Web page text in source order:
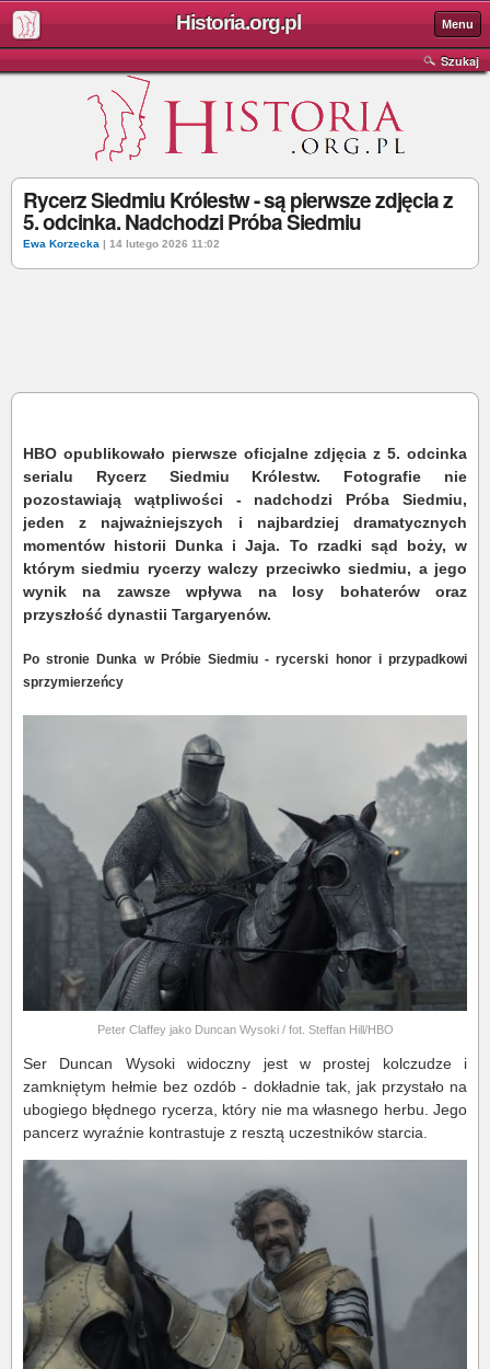
Historia.org.pl Menu
Szukaj
Rycerz Siedmiu Królestw - są pierwsze zdjęcia z
5. odcinka. Nadchodzi Próba Siedmiu
Ewa Korzecka | 14 lutego 2026 11:02
HBO opublikowało pierwsze oficjalne zdjęcia z 5. odcinka
serialu Rycerz Siedmiu Królestw. Fotografie nie
pozostawiają wątpliwości - nadchodzi Próba Siedmiu,
jeden z najważniejszych i najbardziej dramatycznych
momentów historii Dunka i Jaja. To rzadki sąd boży, w
którym siedmiu rycerzy walczy przeciwko siedmiu, a jego
wynik na zawsze wpływa na losy bohaterów oraz
przyszłość dynastii Targaryenów.
Po stronie Dunka w Próbie Siedmiu - rycerski honor i przypadkowi
sprzymierzeńcy
Peter Claffey jako Duncan Wysoki / fot. Steffan Hill/HBO
Ser Duncan Wysoki widoczny jest w prostej kolczudze i
zamkniętym hełmie bez ozdób - dokładnie tak, jak przystało na
ubogiego błędnego rycerza, który nie ma własnego herbu. Jego
pancerz wyraźnie kontrastuje z resztą uczestników starcia.